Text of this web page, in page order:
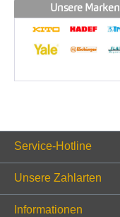
Unsere Marken
Service-Hotline
Unsere Zahlarten
Informationen